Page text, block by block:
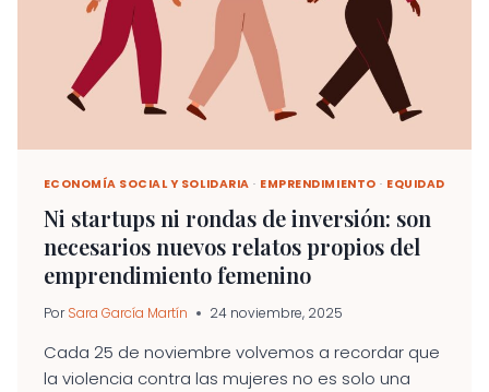
ECONOMÍA SOCIAL Y SOLIDARIA · EMPRENDIMIENTO · EQUIDAD
Ni startups ni rondas de inversión: son
necesarios nuevos relatos propios del
emprendimiento femenino
Por Sara García Martín 24 noviembre, 2025
Cada 25 de noviembre volvemos a recordar que
la violencia contra las mujeres no es solo una